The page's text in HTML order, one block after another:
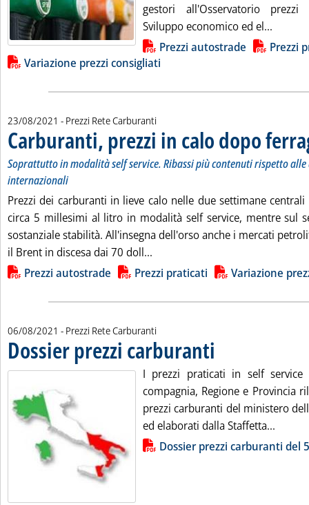
gestori all'Osservatorio
Sviluppo economico ed el...
Lista allegati PDF alla notiziaPrezzi autostrade
Prezzi
Variazione prezzi consigliati
23/08/2021 - Prezzi Rete Carburanti
Carburanti, prezzi in calo dopo
Soprattutto in modalità self service. Ribassi più contenuti rispetto
internazionali
Prezzi dei carburanti in lieve calo nelle due settimane
circa 5 millesimi al litro in modalità self service, mentre sul
sostanziale stabilità. All'insegna dell'orso anche i mercati
il Brent in discesa dai 70 doll...
Lista allegati PDF alla notizia
Prezzi autostrade Prezzi praticati Variazione
06/08/2021 - Prezzi Rete Carburanti
Dossier prezzi carburanti
I prezzi praticati in self
compagnia, Regione e Provincia
prezzi carburanti del ministero
ed elaborati dalla Staffetta...
Lista allegati PDF alla notiziaDossier prezzi carburanti del